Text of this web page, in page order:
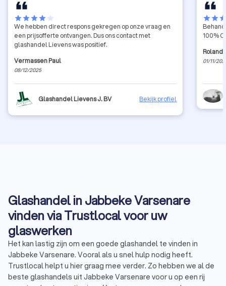
starstarstarstarstar
We hebben direct respons gekregen op onze vraag en
een prijsofferte ontvangen. Dus ons contact met
glashandel Lievens was positief.
Vermassen Paul
08/12/2025
Glashandel Lievens J. BV Bekijk profiel
starstar
100%
Roland
01/11/
Glashandel in Jabbeke Varsenare
vinden via Trustlocal voor uw
glaswerken
Het kan lastig zijn om een goede glashandel te vinden in
Jabbeke Varsenare. Vooral als u snel hulp nodig heeft.
Trustlocal helpt u hier graag mee verder. Zo hebben we al de
beste glashandels uit Jabbeke Varsenare voor u op een rij